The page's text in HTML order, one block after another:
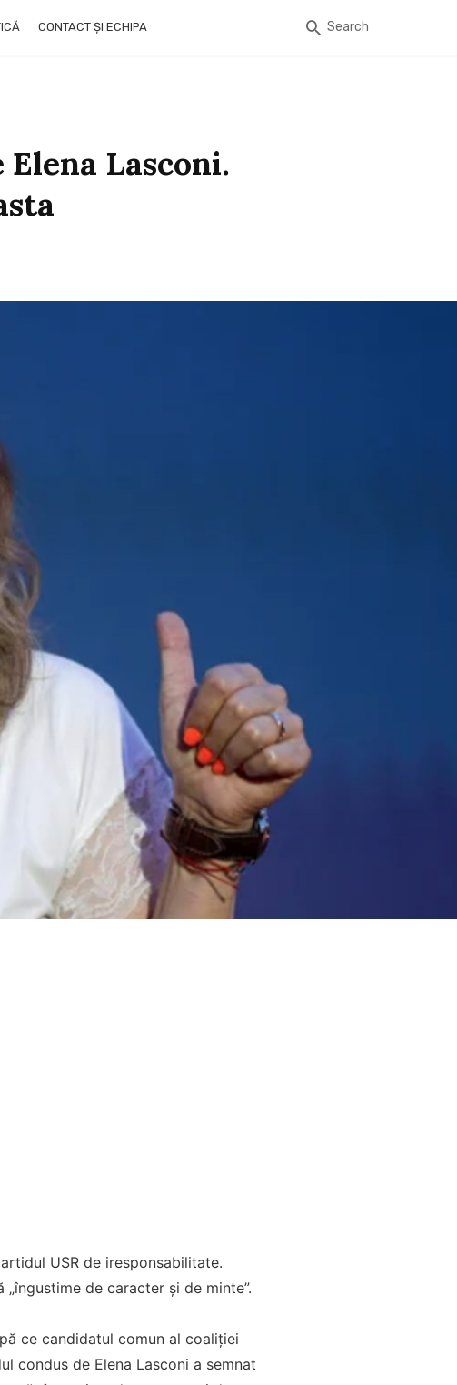
CONTACT ȘI ECHIPA Search
Lasconi.
USR de iresponsabilitate.
de caracter și de minte”.
ce candidatul comun al coaliției
condus de Elena Lasconi a semnat